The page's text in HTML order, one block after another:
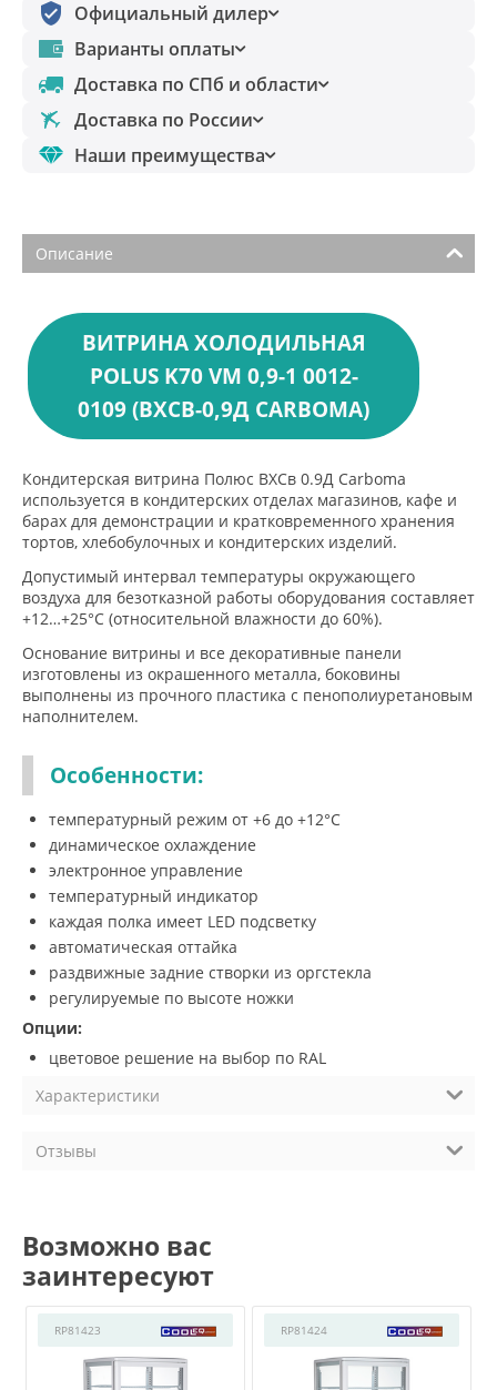
Официальный дилер
Варианты оплаты
Доставка по СПб и области
Доставка по России
Наши преимущества
Описание
ВИТРИНА ХОЛОДИЛЬНАЯ
POLUS K70 VM 0,9-1 0012-
0109 (ВХСВ-0,9Д CARBOMA)
Кондитерская витрина Полюс ВХСв 0.9Д Carboma
используется в кондитерских отделах магазинов, кафе и
барах для демонстрации и кратковременного хранения
тортов, хлебобулочных и кондитерских изделий.
Допустимый интервал температуры окружающего
воздуха для безотказной работы оборудования составляет
+12…+25°С (относительной влажности до 60%).
Основание витрины и все декоративные панели
изготовлены из окрашенного металла, боковины
выполнены из прочного пластика с пенополиуретановым
наполнителем.
Особенности:
температурный режим от +6 до +12°C
динамическое охлаждение
электронное управление
температурный индикатор
каждая полка имеет LED подсветку
автоматическая оттайка
раздвижные задние створки из оргстекла
регулируемые по высоте ножки
Опции:
цветовое решение на выбор по RAL
Характеристики
Отзывы
Возможно вас
заинтересуют
RP81423 RP81424